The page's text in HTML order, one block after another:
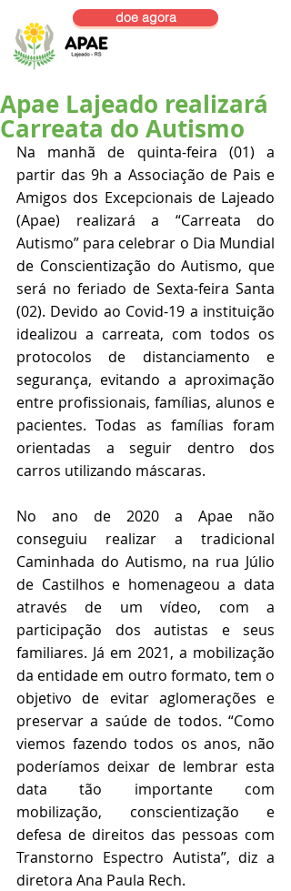
doe agora
Apae Lajeado realizará
Carreata do Autismo
Na manhã de quinta-feira (01) a
partir das 9h a Associação de Pais e
Amigos dos Excepcionais de Lajeado
(Apae) realizará a “Carreata do
Autismo” para celebrar o Dia Mundial
de Conscientização do Autismo, que
será no feriado de Sexta-feira Santa
(02). Devido ao Covid-19 a instituição
idealizou a carreata, com todos os
protocolos de distanciamento e
segurança, evitando a aproximação
entre profissionais, famílias, alunos e
pacientes. Todas as famílias foram
orientadas a seguir dentro dos
carros utilizando máscaras.
No ano de 2020 a Apae não
conseguiu realizar a tradicional
Caminhada do Autismo, na rua Júlio
de Castilhos e homenageou a data
através de um vídeo, com a
participação dos autistas e seus
familiares. Já em 2021, a mobilização
da entidade em outro formato, tem o
objetivo de evitar aglomerações e
preservar a saúde de todos. “Como
viemos fazendo todos os anos, não
poderíamos deixar de lembrar esta
data tão importante com
mobilização, conscientização e
defesa de direitos das pessoas com
Transtorno Espectro Autista”, diz a
diretora Ana Paula Rech.